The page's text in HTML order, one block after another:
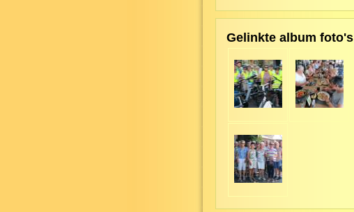
Gelinkte album foto's